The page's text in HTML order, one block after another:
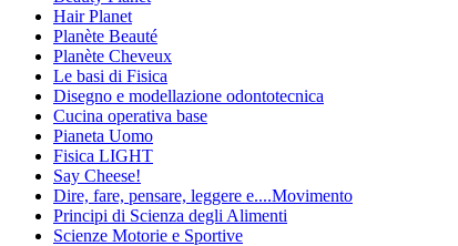
Hair Planet
Planète Beauté
Planète Cheveux
Le basi di Fisica
Disegno e modellazione odontotecnica
Cucina operativa base
Pianeta Uomo
Fisica LIGHT
Say Cheese!
Dire, fare, pensare, leggere e....Movimento
Principi di Scienza degli Alimenti
Scienze Motorie e Sportive